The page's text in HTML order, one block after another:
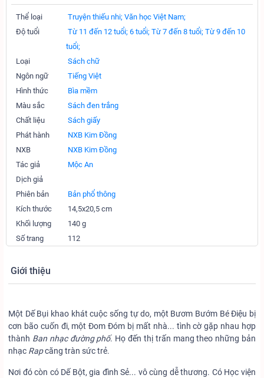
Thể loại Truyện thiếu nhi; Văn học Việt Nam;
Độ tuổi
Từ 11 đến 12 tuổi; 6 tuổi; Từ 7 đến 8 tuổi; Từ 9 đến 10
tuổi;
Loại
Sách chữ
Ngôn ngữ
Tiếng Việt
Hình thức
Bìa mềm
Màu sắc
Sách đen trắng
Chất liệu
Sách giấy
Phát hành
NXB Kim Đồng
NXB
NXB Kim Đồng
Tác giả
Mộc An
Dịch giả
Phiên bản
Bản phổ thông
Kích thước
14,5x20,5 cm
Khối lượng
140 g
Số trang
112
Giới thiệu
Một Dế Bụi khao khát cuộc sống tự do, một Bươm Bướm Bé Điệu bị
cơn bão cuốn đi, một Đom Đóm bị mất nhà... tình cờ gặp nhau hợp
thành Ban nhạc đường phố. Họ đến thị trấn mang theo những bản
nhạc Rapcăng tràn sức trẻ.
Nơi đó còn có Dế Bột, gia đình Sẻ... vô cùng dễ thương. Có Học viện